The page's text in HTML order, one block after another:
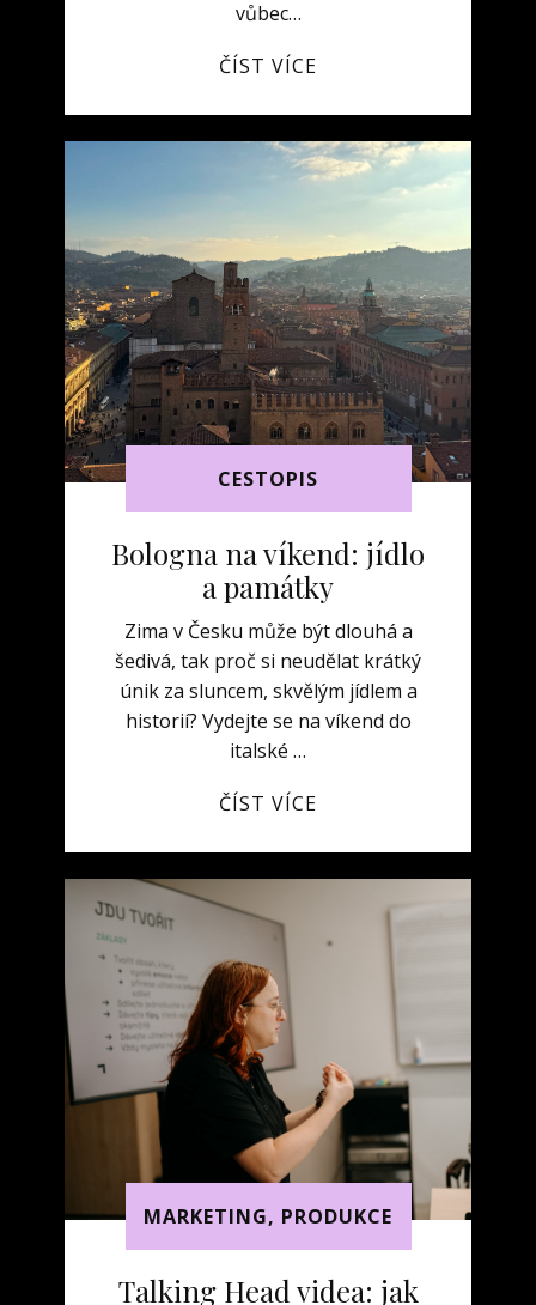
vůbec…
ČÍST VÍCE
CESTOPIS
Bologna na víkend: jídlo
a památky
Zima v Česku může být dlouhá a
šedivá, tak proč si neudělat krátký
únik za sluncem, skvělým jídlem a
historií? Vydejte se na víkend do
italské …
ČÍST VÍCE
MARKETING, PRODUKCE
Talking Head videa: jak